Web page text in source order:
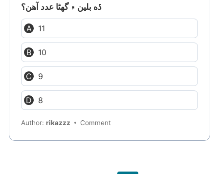
ڏه بلين ۾ گهڻا عدد آهن؟
11
10
9
8
Author:rikazzz Comment